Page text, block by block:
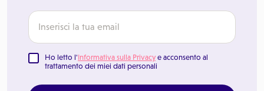
Ho letto l'Informativa sulla Privacy e acconsento al
trattamento dei miei dati personali